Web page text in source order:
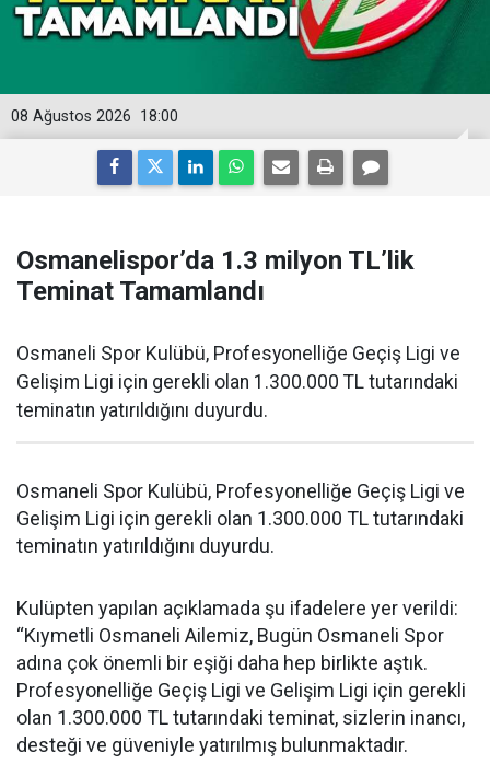
18:00
08 Ağustos 2026
Osmanelispor’da 1.3 milyon TL’lik
Teminat Tamamlandı
Osmaneli Spor Kulübü, Profesyonelliğe Geçiş Ligi ve
Gelişim Ligi için gerekli olan 1.300.000 TL tutarındaki
teminatın yatırıldığını duyurdu.
Osmaneli Spor Kulübü, Profesyonelliğe Geçiş Ligi ve
Gelişim Ligi için gerekli olan 1.300.000 TL tutarındaki
teminatın yatırıldığını duyurdu.
Kulüpten yapılan açıklamada şu ifadelere yer verildi:
“Kıymetli Osmaneli Ailemiz, Bugün Osmaneli Spor
adına çok önemli bir eşiği daha hep birlikte aştık.
Profesyonelliğe Geçiş Ligi ve Gelişim Ligi için gerekli
olan 1.300.000 TL tutarındaki teminat, sizlerin inancı,
desteği ve güveniyle yatırılmış bulunmaktadır.